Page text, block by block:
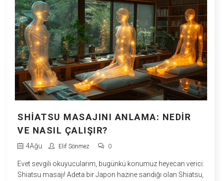
rahatlamanın bilimsel yanını keşfedelim!
SHIATSU MASAJINI ANLAMA: NEDIR
VE NASIL ÇALIŞIR?
4Ağu Elif Sönmez 0
Evet sevgili okuyucularım, bugünkü konumuz heyecan verici:
Shiatsu masajı! Adeta bir Japon hazine sandığı olan Shiatsu,